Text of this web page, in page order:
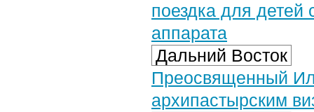
поездка для детей
аппарата
Дальний Восток
Преосвященный
архипастырским